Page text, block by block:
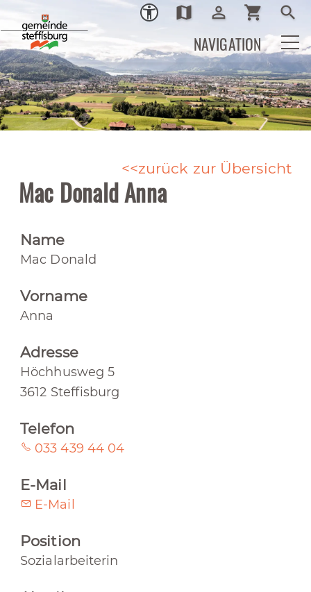
Ortsplan
map Login
person_outline shopping_cart search
NAVIGATION
zurück zur Übersicht
Mac Donald Anna
Name
Mac Donald
Vorname
Anna
Adresse
Höchhusweg 5
3612 Steffisburg
Telefon
033 439 44 04
E-Mail
E-Mail
Position
Sozialarbeiterin